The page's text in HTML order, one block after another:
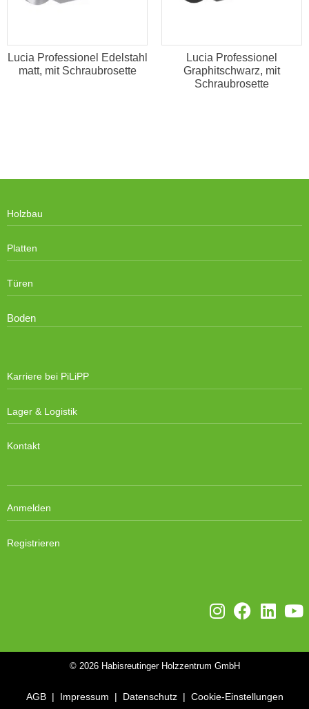
Lucia Professionel Edelstahl
matt, mit Schraubrosette
Lucia Professionel
Graphitschwarz, mit
Schraubrosette
Holzbau
Platten
Türen
Boden
Karriere bei PiLiPP
Lager & Logistik
Kontakt
Anmelden
Registrieren
© 2026 Habisreutinger Holzzentrum GmbH
AGB| Impressum | Datenschutz| Cookie-Einstellungen